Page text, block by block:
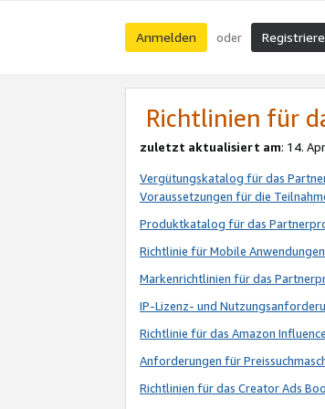
Anmelden oder
Richtlinien für
zuletzt aktualisiert am: 14.
Vergütungskatalog für das
Voraussetzungen für die
Produktkatalog für das
Richtlinie für Mobile
Markenrichtlinien für das
IP-Lizenz- und
Richtlinie für das Amazon
Anforderungen für
Richtlinien für das Creator Ads